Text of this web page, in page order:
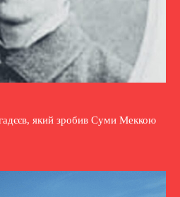
який зробив Суми Меккою